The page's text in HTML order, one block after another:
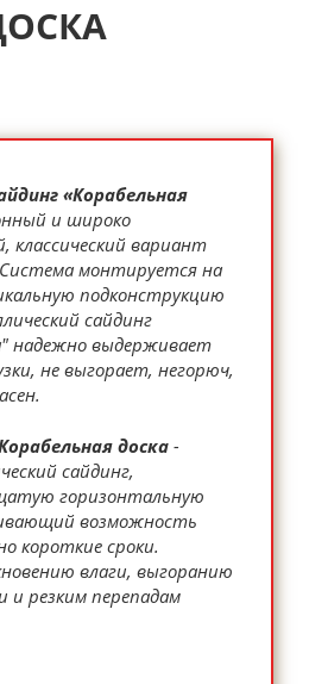
«Корабельная
и широко
классический вариант
монтируется на
подконструкцию
сайдинг
надежно выдерживает
не выгорает, негорюч,
доска -
сайдинг,
горизонтальную
возможность
короткие сроки.
влаги, выгоранию
и резким перепадам